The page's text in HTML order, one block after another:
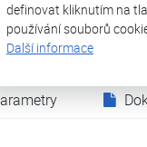
definovat kliknutím na
používání souborů
Další informace
KM Aircon